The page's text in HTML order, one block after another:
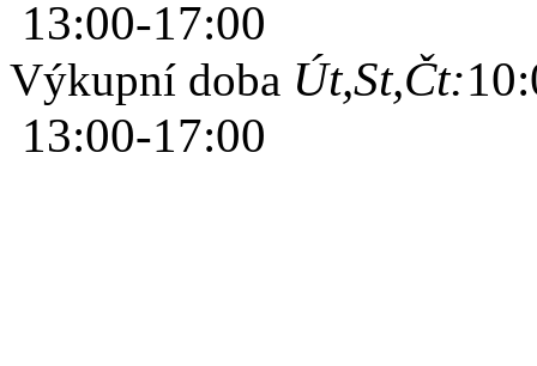
13:00-17:00
Výkupní doba Út,St,Čt:
13:00-17:00